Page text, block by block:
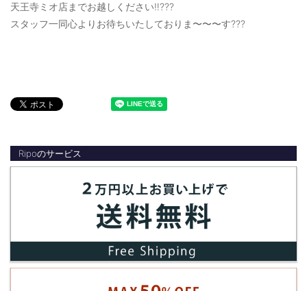
天王寺ミオ店までお越しください‼️???
スタッフ一同心よりお待ちいたしておりま〜〜〜す???
Ripoのサービス